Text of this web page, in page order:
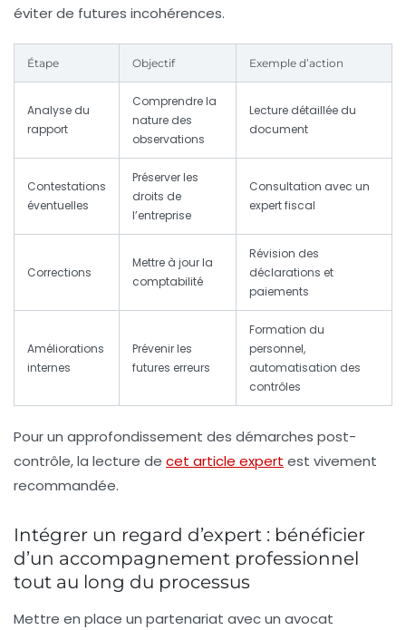
éviter de futures incohérences.
Étape Objectif Exemple d’action
Analyse du
rapport
Comprendre la
nature des
observations
Lecture détaillée du
document
Contestations
éventuelles
Préserver les
droits de
l’entreprise
Consultation avec un
expert fiscal
Corrections
Mettre à jour la
comptabilité
Révision des
déclarations et
paiements
Améliorations
internes
Prévenir les
futures erreurs
Formation du
personnel,
automatisation des
contrôles
Pour un approfondissement des démarches post-
contrôle, la lecture de cet article expert est vivement
recommandée.
Intégrer un regard d’expert : bénéficier
d’un accompagnement professionnel
tout au long du processus
Mettre en place un partenariat avec un avocat